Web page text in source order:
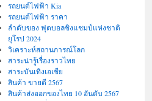
รถยนต์ไฟฟ้า Kia
รถยนต์ไฟฟ้า ราคา
ลำดับของ ฟุตบอลชิงแชมป์แห่งชาติ
ยุโรป 2024
วิเคราะห์สถานการณ์โลก
สาระน่ารู้เรื่องราวไทย
สาระบันเทิงเอเชีย
สินค้า ขายดี 2567
สินค้าส่งออกของไทย 10 อันดับ 2567